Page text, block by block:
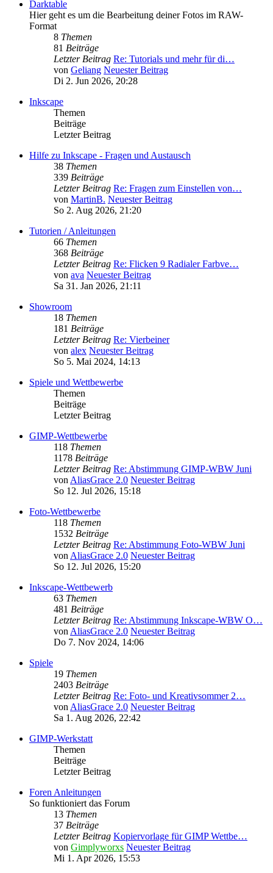
Darktable
Hier geht es um die Bearbeitung deiner Fotos im RAW-
Format
8 Themen
81 Beiträge
Letzter Beitrag Re: Tutorials und mehr für di…
von Geliang Neuester Beitrag
Di 2. Jun 2026, 20:28
Inkscape
Themen
Beiträge
Letzter Beitrag
Hilfe zu Inkscape - Fragen und Austausch
38 Themen
339 Beiträge
Letzter Beitrag Re: Fragen zum Einstellen von…
von MartinB. Neuester Beitrag
So 2. Aug 2026, 21:20
Tutorien / Anleitungen
66 Themen
368 Beiträge
Letzter Beitrag Re: Flicken 9 Radialer Farbve…
von ava Neuester Beitrag
Sa 31. Jan 2026, 21:11
Showroom
18 Themen
181 Beiträge
Letzter Beitrag Re: Vierbeiner
von alex Neuester Beitrag
So 5. Mai 2024, 14:13
Spiele und Wettbewerbe
Themen
Beiträge
Letzter Beitrag
GIMP-Wettbewerbe
118 Themen
1178 Beiträge
Letzter Beitrag Re: Abstimmung GIMP-WBW Juni
vonAliasGrace 2.0 Neuester Beitrag
So 12. Jul 2026, 15:18
Foto-Wettbewerbe
118 Themen
1532 Beiträge
Letzter Beitrag Re: Abstimmung Foto-WBW Juni
vonAliasGrace 2.0 Neuester Beitrag
So 12. Jul 2026, 15:20
Inkscape-Wettbewerb
63 Themen
481 Beiträge
Letzter Beitrag Re: Abstimmung Inkscape-WBW O…
vonAliasGrace 2.0 Neuester Beitrag
Do 7. Nov 2024, 14:06
Spiele
19 Themen
2403 Beiträge
Letzter Beitrag Re: Foto- und Kreativsommer 2…
vonAliasGrace 2.0 Neuester Beitrag
Sa 1. Aug 2026, 22:42
GIMP-Werkstatt
Themen
Beiträge
Letzter Beitrag
Foren Anleitungen
So funktioniert das Forum
13 Themen
37 Beiträge
Letzter Beitrag Kopiervorlage für GIMP Wettbe…
von Gimplyworxs Neuester Beitrag
Mi 1. Apr 2026, 15:53